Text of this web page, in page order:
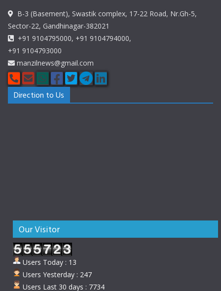
B-3 (Basement), Swastik complex, 17-22 Road, Nr.Gh-5,
Sector-22, Gandhinagar-382021
+91 9104795000, +91 9104794000,
+91 9104793000
manzilnews@gmail.com
Direction to Us
Our Visitor
Users Today : 13
Users Yesterday : 247
Users Last 30 days : 7734